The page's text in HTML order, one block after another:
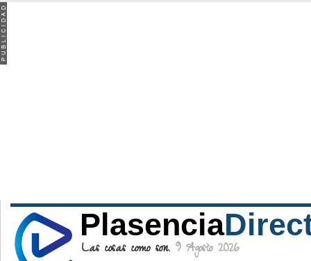
Plasencia
Las cosas como son. 9 Agosto 2026